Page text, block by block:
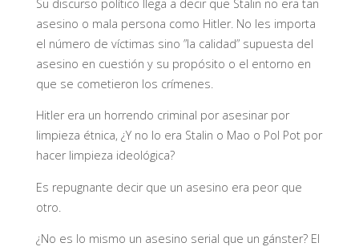
Su discurso político llega a decir que Stalin no era tan
asesino o mala persona como Hitler. No les importa
el número de víctimas sino ”la calidad” supuesta del
asesino en cuestión y su propósito o el entorno en
que se cometieron los crímenes.
Hitler era un horrendo criminal por asesinar por
limpieza étnica, ¿Y no lo era Stalin o Mao o Pol Pot por
hacer limpieza ideológica?
Es repugnante decir que un asesino era peor que
otro.
¿No es lo mismo un asesino serial que un gánster? El